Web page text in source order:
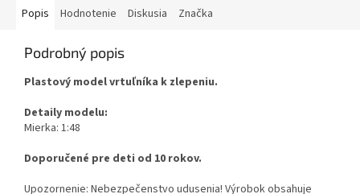
Popis Hodnotenie Diskusia Značka
Podrobný popis
Plastový model vrtuľníka k zlepeniu.
Detaily modelu:
Mierka: 1:48
Doporučené pre deti od 10 rokov.
Upozornenie: Nebezpečenstvo udusenia! Výrobok obsahuje